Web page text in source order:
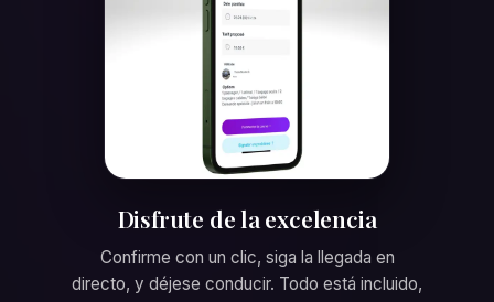
Disfrute de la excelencia
Confirme con un clic, siga la llegada en
directo, y déjese conducir. Todo está incluido,